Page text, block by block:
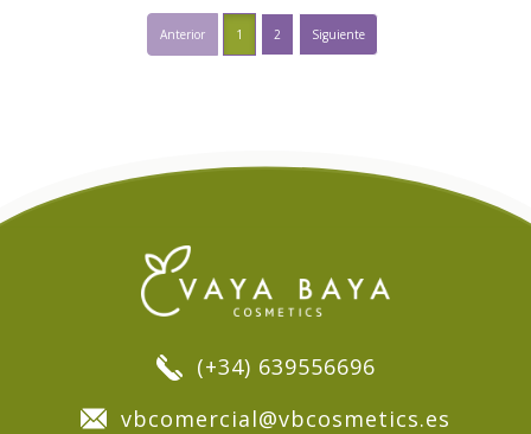
Anterior 1 2 Siguiente
(+34) 639556696
vbcomercial@vbcosmetics.es